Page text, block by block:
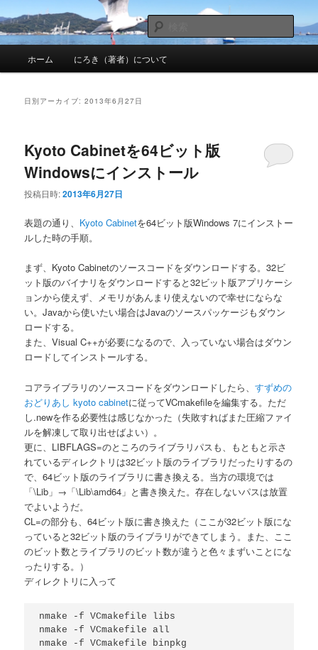
イ
ン
ブ
コ
にろきのメモ帳
nhirokinet's notes
索
ホーム にろき（著者）について
日別アーカイブ:2013年6月27日
Kyoto Cabinetを64ビット版
Windowsにインストール
投稿日時:2013年6月27日
表題の通り、 Kyoto Cabinetを64ビット版Windows 7にインストー
ルした時の手順。
まず、Kyoto Cabinetのソースコードをダウンロードする。32ビ
ット版のバイナリをダウンロードすると32ビット版アプリケーシ
ョンから使えず、メモリがあんまり使えないので幸せにならな
い。Javaから使いたい場合はJavaのソースパッケージもダウン
ロードする。
また、Visual C++が必要になるので、入っていない場合はダウン
ロードしてインストールする。
コアライブラリのソースコードをダウンロードしたら、すずめの
おどりあし kyoto cabinetに従ってVCmakefileを編集する。ただ
し.newを作る必要性は感じなかった（失敗すればまた圧縮ファイ
ルを解凍して取り出せばよい）。
更に、LIBFLAGS=のところのライブラリパスも、もともと示さ
れているディレクトリは32ビット版のライブラリだったりするの
で、64ビット版のライブラリに書き換える。当方の環境では
「\Lib」→「\Lib\amd64」と書き換えた。存在しないパスは放置
でよいようだ。
CL=の部分も、64ビット版に書き換えた（ここが32ビット版にな
っていると32ビット版のライブラリができてしまう。また、ここ
のビット数とライブラリのビット数が違うと色々まずいことにな
ったりする。）
ディレクトリに入って
nmake -f VCmakefile libs
nmake -f VCmakefile all